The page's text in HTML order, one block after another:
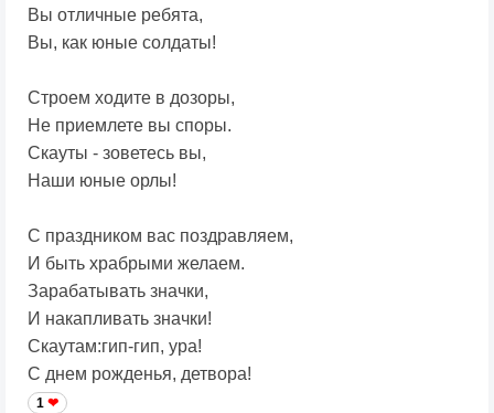
Вы отличные ребята,
Вы, как юные солдаты!
Строем ходите в дозоры,
Не приемлете вы споры.
Скауты - зоветесь вы,
Наши юные орлы!
С праздником вас поздравляем,
И быть храбрыми желаем.
Зарабатывать значки,
И накапливать значки!
Скаутам:гип-гип, ура!
С днем рожденья, детвора!
1